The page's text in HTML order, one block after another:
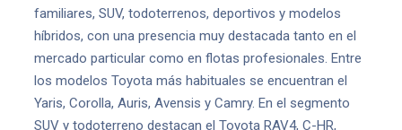
familiares, SUV, todoterrenos, deportivos y modelos
híbridos, con una presencia muy destacada tanto en el
mercado particular como en flotas profesionales. Entre
los modelos Toyota más habituales se encuentran el
Yaris, Corolla, Auris, Avensis y Camry. En el segmento
SUV y todoterreno destacan el Toyota RAV4, C-HR,